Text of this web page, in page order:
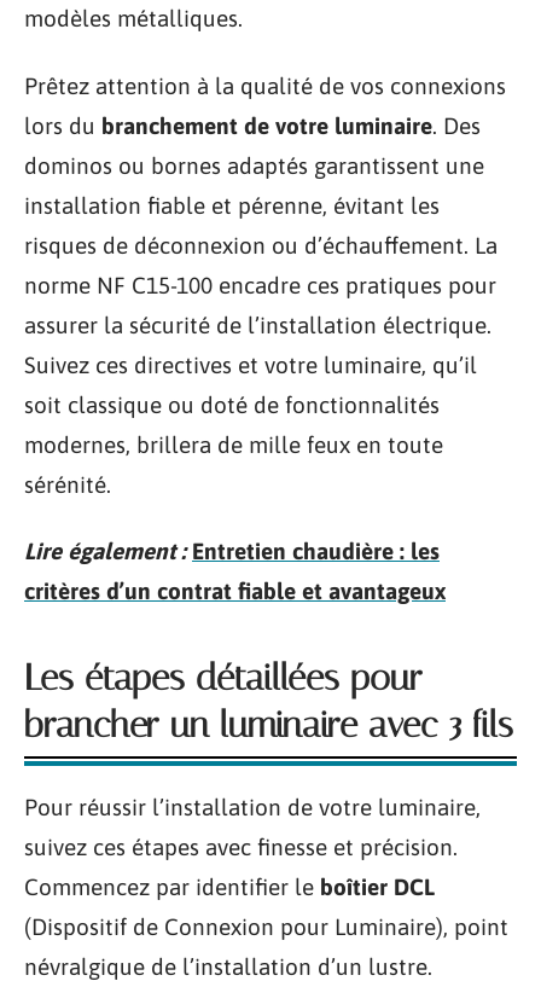
modèles métalliques.
Prêtez attention à la qualité de vos connexions
lors du branchement de votre luminaire. Des
dominos ou bornes adaptés garantissent une
installation fiable et pérenne, évitant les
risques de déconnexion ou d’échauffement. La
norme NF C15-100 encadre ces pratiques pour
assurer la sécurité de l’installation électrique.
Suivez ces directives et votre luminaire, qu’il
soit classique ou doté de fonctionnalités
modernes, brillera de mille feux en toute
sérénité.
Lire également : Entretien chaudière : les
critères d’un contrat fiable et avantageux
Les étapes détaillées pour
brancher un luminaire avec 3 fils
Pour réussir l’installation de votre luminaire,
suivez ces étapes avec finesse et précision.
Commencez par identifier le boîtier DCL
(Dispositif de Connexion pour Luminaire), point
névralgique de l’installation d’un lustre.